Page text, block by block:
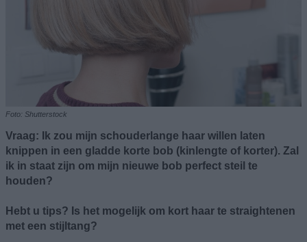
Foto: Shutterstock
Vraag: Ik zou mijn schouderlange haar willen laten
knippen in een gladde korte bob (kinlengte of korter). Zal
ik in staat zijn om mijn nieuwe bob perfect steil te
houden?
Hebt u tips? Is het mogelijk om kort haar te straightenen
met een stijltang?